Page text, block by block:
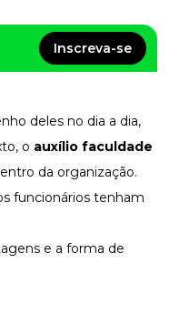
Inscreva-se
deles no dia a dia,
o auxílio faculdade
da organização.
funcionários tenham
e a forma de